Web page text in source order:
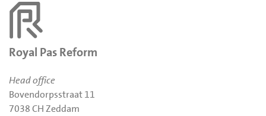
Royal Pas Reform
Head office
Bovendorpsstraat 11
7038 CH Zeddam